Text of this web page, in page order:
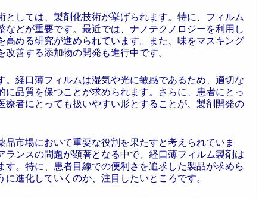
しては、製剤化技術が挙げられます。特に、フィルム
どが重要です。最近では、ナノテクノロジーを利用し
める研究が進められています。また、味をマスキング
善する添加物の開発も進行中です。
経口薄フィルムは湿気や光に敏感であるため、適切な
品質を保つことが求められます。さらに、患者にとっ
者にとっても扱いやすい形とすることが、製剤開発の
市場において重要な役割を果たすと考えられていま
ンスの問題が顕著となる中で、経口薄フィルム製剤は
。特に、患者目線での便利さを追求した製品が求めら
進化していくのか、注目したいところです。